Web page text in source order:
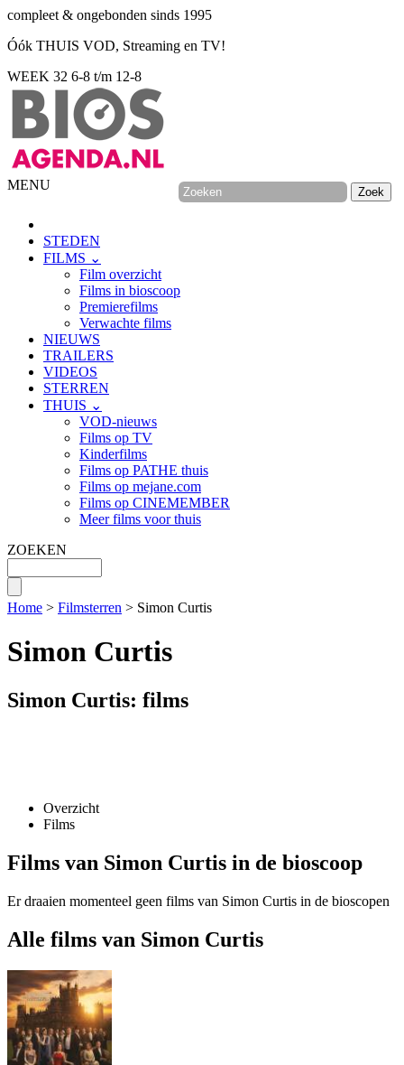
compleet & ongebonden sinds 1995
Óók THUIS VOD, Streaming en TV!
WEEK 32 6-8 t/m 12-8
MENU
STEDEN
FILMS ⌄
Film overzicht
Films in bioscoop
Premierefilms
Verwachte films
NIEUWS
TRAILERS
VIDEOS
STERREN
THUIS ⌄
VOD-nieuws
Films op TV
Kinderfilms
Films op PATHE thuis
Films op mejane.com
Films op CINEMEMBER
Meer films voor thuis
ZOEKEN
Home > Filmsterren > Simon Curtis
Simon Curtis
Simon Curtis: films
Overzicht
Films
Films van Simon Curtis in de bioscoop
Er draaien momenteel geen films van Simon Curtis in de bioscopen
Alle films van Simon Curtis